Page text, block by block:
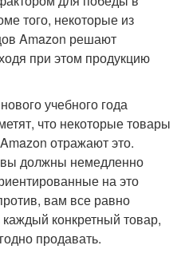
того, некоторые из
Amazon решают
при этом продукцию
учебного года
что некоторые товары
отражают это.
вы должны немедленно
на это
вам все равно
конкретный товар,
продавать.